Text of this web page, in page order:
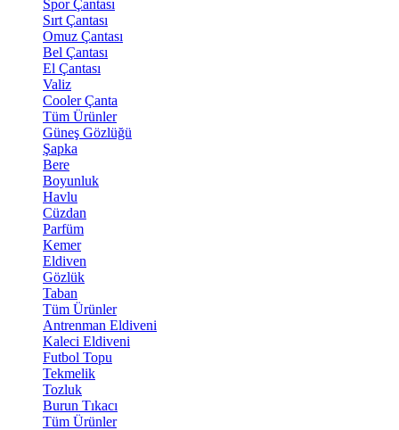
Spor Çantası
Sırt Çantası
Omuz Çantası
Bel Çantası
El Çantası
Valiz
Cooler Çanta
Tüm Ürünler
Güneş Gözlüğü
Şapka
Bere
Boyunluk
Havlu
Cüzdan
Parfüm
Kemer
Eldiven
Gözlük
Taban
Tüm Ürünler
Antrenman Eldiveni
Kaleci Eldiveni
Futbol Topu
Tekmelik
Tozluk
Burun Tıkacı
Tüm Ürünler